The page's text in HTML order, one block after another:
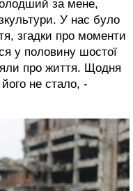
за мене,
У нас було
згадки про моменти
у половину шостої
про життя. Щодня
не стало, -